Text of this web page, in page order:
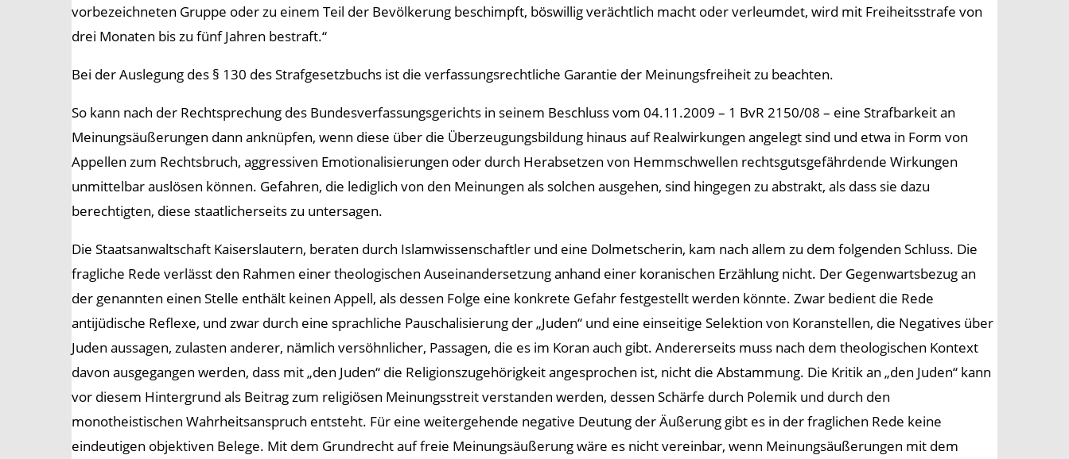
vorbezeichneten Gruppe oder zu einem Teil der Bevölkerung beschimpft, böswillig verächtlich macht oder verleumdet, wird mit Freiheitsstrafe von
drei Monaten bis zu fünf Jahren bestraft.“
Bei der Auslegung des § 130 des Strafgesetzbuchs ist die verfassungsrechtliche Garantie der Meinungsfreiheit zu beachten.
So kann nach der Rechtsprechung des Bundesverfassungsgerichts in seinem Beschluss vom 04.11.2009 – 1 BvR 2150/08 – eine Strafbarkeit an
Meinungsäußerungen dann anknüpfen, wenn diese über die Überzeugungsbildung hinaus auf Realwirkungen angelegt sind und etwa in Form von
Appellen zum Rechtsbruch, aggressiven Emotionalisierungen oder durch Herabsetzen von Hemmschwellen rechtsgutsgefährdende Wirkungen
unmittelbar auslösen können. Gefahren, die lediglich von den Meinungen als solchen ausgehen, sind hingegen zu abstrakt, als dass sie dazu
berechtigten, diese staatlicherseits zu untersagen.
Die Staatsanwaltschaft Kaiserslautern, beraten durch Islamwissenschaftler und eine Dolmetscherin, kam nach allem zu dem folgenden Schluss. Die
fragliche Rede verlässt den Rahmen einer theologischen Auseinandersetzung anhand einer koranischen Erzählung nicht. Der Gegenwartsbezug an
der genannten einen Stelle enthält keinen Appell, als dessen Folge eine konkrete Gefahr festgestellt werden könnte. Zwar bedient die Rede
antijüdische Reflexe, und zwar durch eine sprachliche Pauschalisierung der „Juden“ und eine einseitige Selektion von Koranstellen, die Negatives über
Juden aussagen, zulasten anderer, nämlich versöhnlicher, Passagen, die es im Koran auch gibt. Andererseits muss nach dem theologischen Kontext
davon ausgegangen werden, dass mit „den Juden“ die Religionszugehörigkeit angesprochen ist, nicht die Abstammung. Die Kritik an „den Juden“ kann
vor diesem Hintergrund als Beitrag zum religiösen Meinungsstreit verstanden werden, dessen Schärfe durch Polemik und durch den
monotheistischen Wahrheitsanspruch entsteht. Für eine weitergehende negative Deutung der Äußerung gibt es in der fraglichen Rede keine
eindeutigen objektiven Belege. Mit dem Grundrecht auf freie Meinungsäußerung wäre es nicht vereinbar, wenn Meinungsäußerungen mit dem